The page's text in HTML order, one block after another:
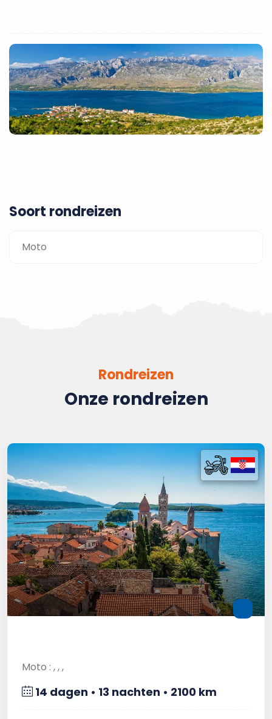
Soort rondreizen
Moto
Rondreizen
Onze rondreizen
Moto : , , ,
14 dagen • 13 nachten • 2100 km